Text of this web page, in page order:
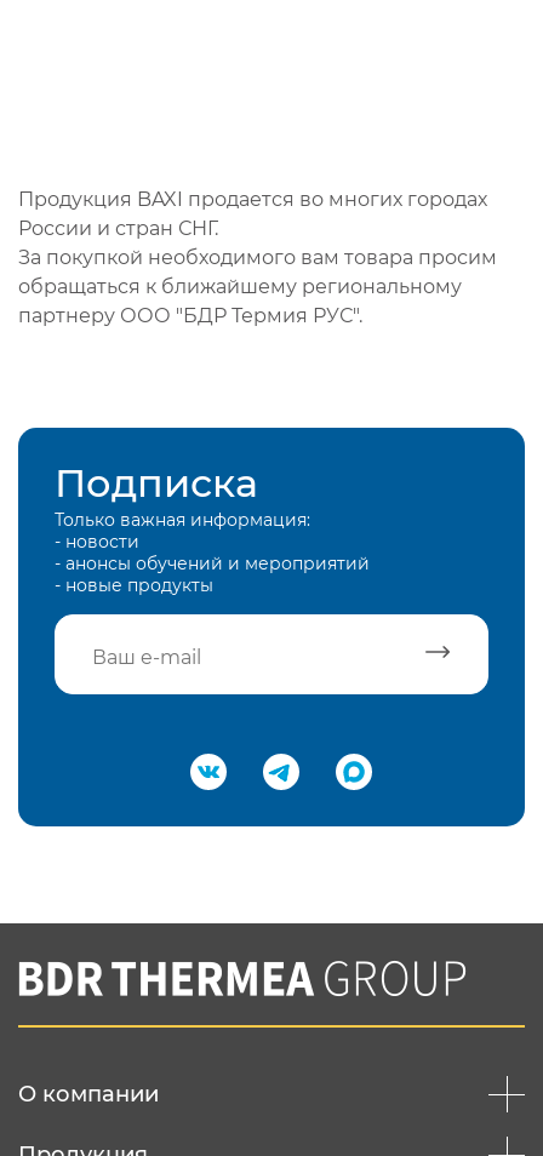
Продукция BAXI продается во многих городах
России и стран СНГ.
За покупкой необходимого вам товара просим
обращаться к ближайшему региональному
партнеру ООО "БДР Термия РУС".
Подписка
Только важная информация:
- новости
- анонсы обучений и мероприятий
- новые продукты
Подтвердить e-mail
Вы соглашаетесь с нашей политикой
конфеденциальности
О компании